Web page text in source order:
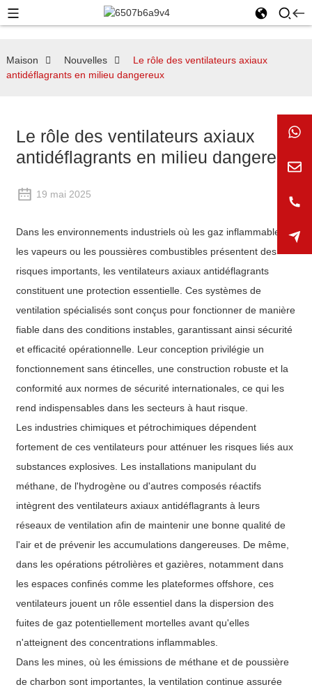
Maison Nouvelles
Le rôle des ventilateurs axiaux
antidéflagrants en milieu dangereux
Le rôle des ventilateurs axiaux
antidéflagrants en milieu dangereux
19 mai 2025
Dans les environnements industriels où les gaz inflammables,
les vapeurs ou les poussières combustibles présentent des
risques importants, les ventilateurs axiaux antidéflagrants
constituent une protection essentielle. Ces systèmes de
ventilation spécialisés sont conçus pour fonctionner de manière
fiable dans des conditions instables, garantissant ainsi sécurité
et efficacité opérationnelle. Leur conception privilégie un
fonctionnement sans étincelles, une construction robuste et la
conformité aux normes de sécurité internationales, ce qui les
rend indispensables dans les secteurs à haut risque.
Les industries chimiques et pétrochimiques dépendent
fortement de ces ventilateurs pour atténuer les risques liés aux
substances explosives. Les installations manipulant du
méthane, de l'hydrogène ou d'autres composés réactifs
intègrent des ventilateurs axiaux antidéflagrants à leurs
réseaux de ventilation afin de maintenir une bonne qualité de
l'air et de prévenir les accumulations dangereuses. De même,
dans les opérations pétrolières et gazières, notamment dans
les espaces confinés comme les plateformes offshore, ces
ventilateurs jouent un rôle essentiel dans la dispersion des
fuites de gaz potentiellement mortelles avant qu'elles
n'atteignent des concentrations inflammables.
Dans les mines, où les émissions de méthane et de poussière
de charbon sont importantes, la ventilation continue assurée